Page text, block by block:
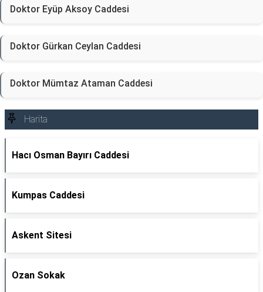
Doktor Eyüp Aksoy Caddesi
Doktor Gürkan Ceylan Caddesi
Doktor Mümtaz Ataman Caddesi
Harita
Hacı Osman Bayırı Caddesi
Kumpas Caddesi
Askent Sitesi
Ozan Sokak